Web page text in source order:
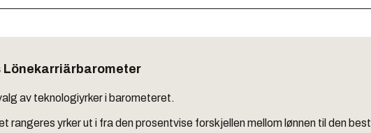
Lönekarriärbarometer
av teknologiyrker i barometeret.
rangeres yrker ut i fra den prosentvise forskjellen mellom lønnen til den best